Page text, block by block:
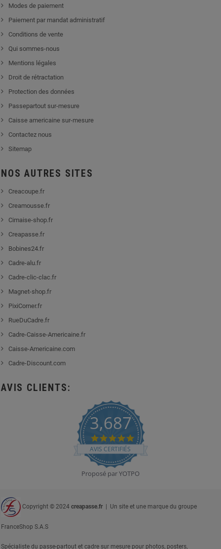
Modes de paiement
Paiement par mandat administratif
Conditions de vente
Qui sommes-nous
Mentions légales
Droit de rétractation
Protection des données
Passepartout sur-mesure
Caisse americaine sur-mesure
Contactez nous
Sitemap
NOS AUTRES SITES
Creacoupe.fr
Creamousse.fr
Cimaise-shop.fr
Creapasse.fr
Bobines24.fr
Cadre-alu.fr
Cadre-clic-clac.fr
Magnet-shop.fr
PixiCorner.fr
RueDuCadre.fr
Cadre-Caisse-Americaine.fr
Caisse-Americaine.com
Cadre-Discount.com
AVIS CLIENTS:
3,687
4.8
star
rating
AVIS CERTIFIÉS
Proposé par YOTPO
Copyright © 2024 creapasse.fr | Un site et une marque du groupe
FranceShop S.A.S
Spécialiste du passe-partout et cadre sur mesure pour photos, posters,